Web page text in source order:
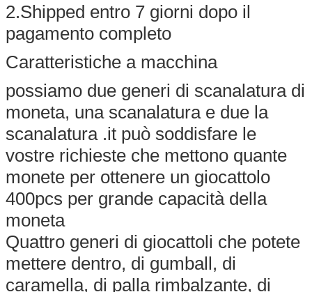
2.Shipped entro 7 giorni dopo il
pagamento completo
Caratteristiche a macchina
possiamo due generi di scanalatura di
moneta, una scanalatura e due la
scanalatura .it può soddisfare le
vostre richieste che mettono quante
monete per ottenere un giocattolo
400pcs per grande capacità della
moneta
Quattro generi di giocattoli che potete
mettere dentro, di gumball, di
caramella, di palla rimbalzante, di